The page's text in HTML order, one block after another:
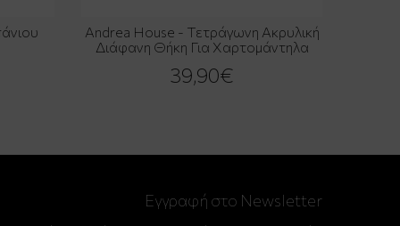
Andrea House - Τετράγωνη Ακρυλική
Διάφανη Θήκη Για Χαρτομάντηλα
39,90€
Εγγραφή στο Newsletter